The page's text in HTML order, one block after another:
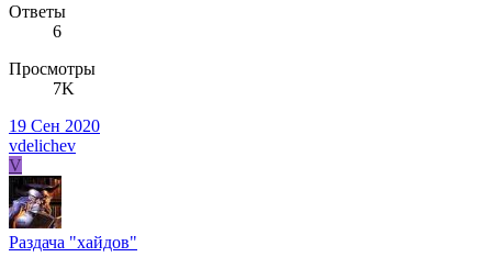
Ответы
6
Просмотры
7K
19 Сен 2020
vdelichev
V
Раздача "хайдов"